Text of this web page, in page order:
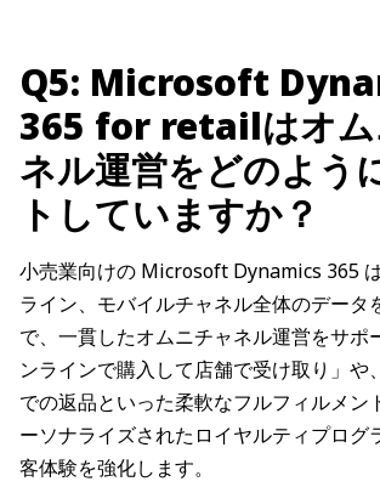
Q5: Microsoft
365 for retailはオム
ネル運営をどのよう
トしていますか？
小売業向けの Microsoft Dynamics 365
ライン、モバイルチャネル全体のデータ
で、一貫したオムニチャネル運営をサポ
ンラインで購入して店舗で受け取り」や
での返品といった柔軟なフルフィルメン
ーソナライズされたロイヤルティプログ
客体験を強化します。